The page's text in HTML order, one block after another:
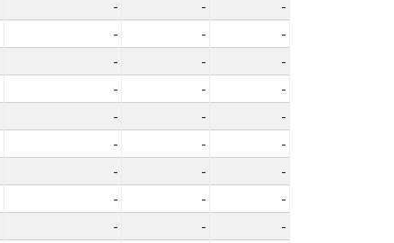
- -
-
- -
-
- -
-
- -
-
- -
-
- -
-
- -
-
- -
-
- -
-